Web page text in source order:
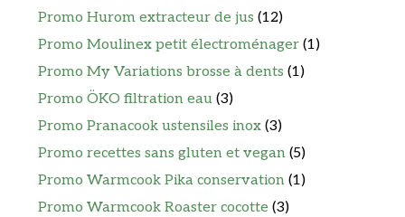
Promo Hurom extracteur de jus (12)
Promo Moulinex petit électroménager (1)
Promo My Variations brosse à dents (1)
Promo ÖKO filtration eau (3)
Promo Pranacook ustensiles inox (3)
Promo recettes sans gluten et vegan (5)
Promo Warmcook Pika conservation (1)
Promo Warmcook Roaster cocotte (3)